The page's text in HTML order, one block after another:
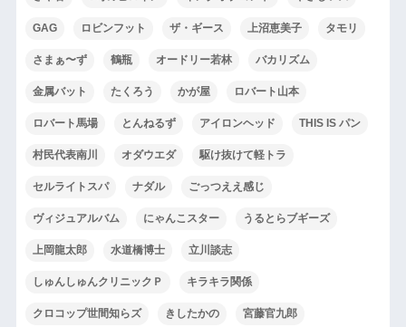
GAG ロビンフット ザ・ギース 上沼恵美子 タモリ
さまぁ〜ず 鶴瓶 オードリー若林 バカリズム
金属バット たくろう かが屋 ロバート山本
ロバート馬場 とんねるず アイロンヘッド THIS IS パン
村民代表南川 オダウエダ 駆け抜けて軽トラ
セルライトスパ ナダル ごっつええ感じ
ヴィジュアルバム にゃんこスター うるとらブギーズ
上岡龍太郎 水道橋博士 立川談志
しゅんしゅんクリニックＰ キラキラ関係
クロコップ世間知らズ きしたかの 宮藤官九郎